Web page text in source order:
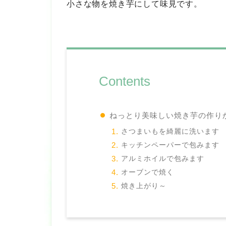
小さな物を焼き芋にして味見です。
Contents
ねっとり美味しい焼き芋の作り
さつまいもを綺麗に洗います
キッチンペーパーで包みます
アルミホイルで包みます
オーブンで焼く
焼き上がり～